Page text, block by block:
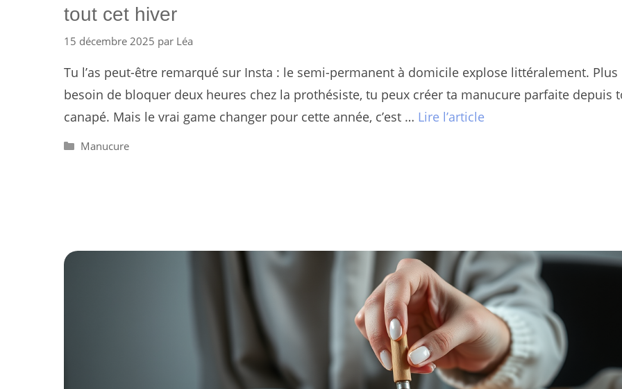
tout cet hiver
15 décembre 2025 par Léa
Tu l’as peut-être remarqué sur Insta : le semi-permanent à domicile explose littéralement. Plus
besoin de bloquer deux heures chez la prothésiste, tu peux créer ta manucure parfaite depuis
canapé. Mais le vrai game changer pour cette année, c’est … Lire l’article
Catégories
Manucure